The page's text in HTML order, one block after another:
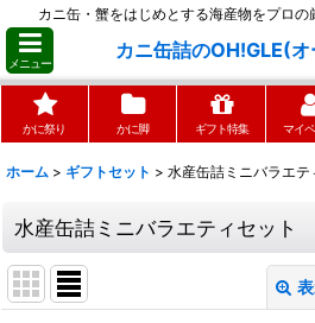
カニ缶・蟹をはじめとする海産物をプロ
メニュー
カニ缶詰のOH!GLE(
かに祭り かに脚 ギフト特集 マイ
ホーム > ギフトセット > 水産缶詰ミニバラエテ
水産缶詰ミニバラエティセット